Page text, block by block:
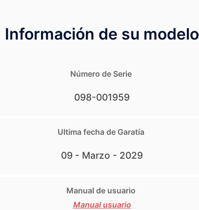
Información de su modelo
Número de Serie
098-001959
Ultima fecha de Garatía
09 - Marzo - 2029
Manual de usuario
Manual usuario